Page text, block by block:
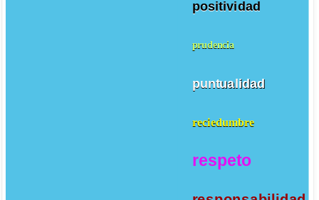
positividad
prudencia
puntualidad
reciedumbre
respeto